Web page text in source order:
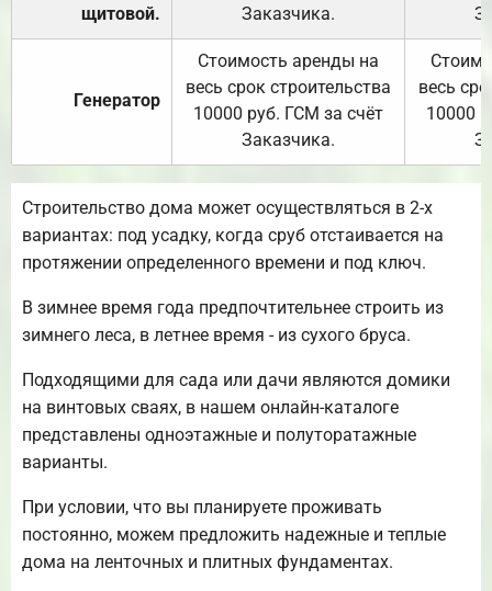
щитовой.
Заказчика.
Генератор
Стоимость аренды на
весь срок строительства
10000 руб. ГСМ за счёт
Заказчика.
весь
10000
Строительство дома может осуществляться в 2-х
вариантах: под усадку, когда сруб отстаивается на
протяжении определенного времени и под ключ.
В зимнее время года предпочтительнее строить из
зимнего леса, в летнее время - из сухого бруса.
Подходящими для сада или дачи являются домики
на винтовых сваях, в нашем онлайн-каталоге
представлены одноэтажные и полуторатажные
варианты.
При условии, что вы планируете проживать
постоянно, можем предложить надежные и теплые
дома на ленточных и плитных фундаментах.